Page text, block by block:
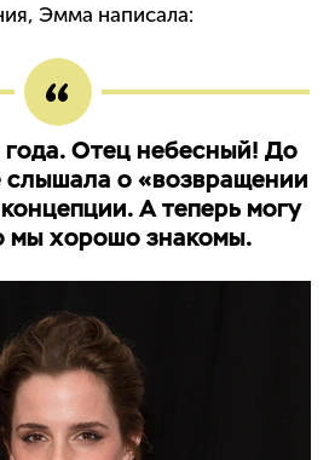
Эмма написала:
Отец небесный! До
слышала о «возвращении
А теперь могу
мы хорошо знакомы.